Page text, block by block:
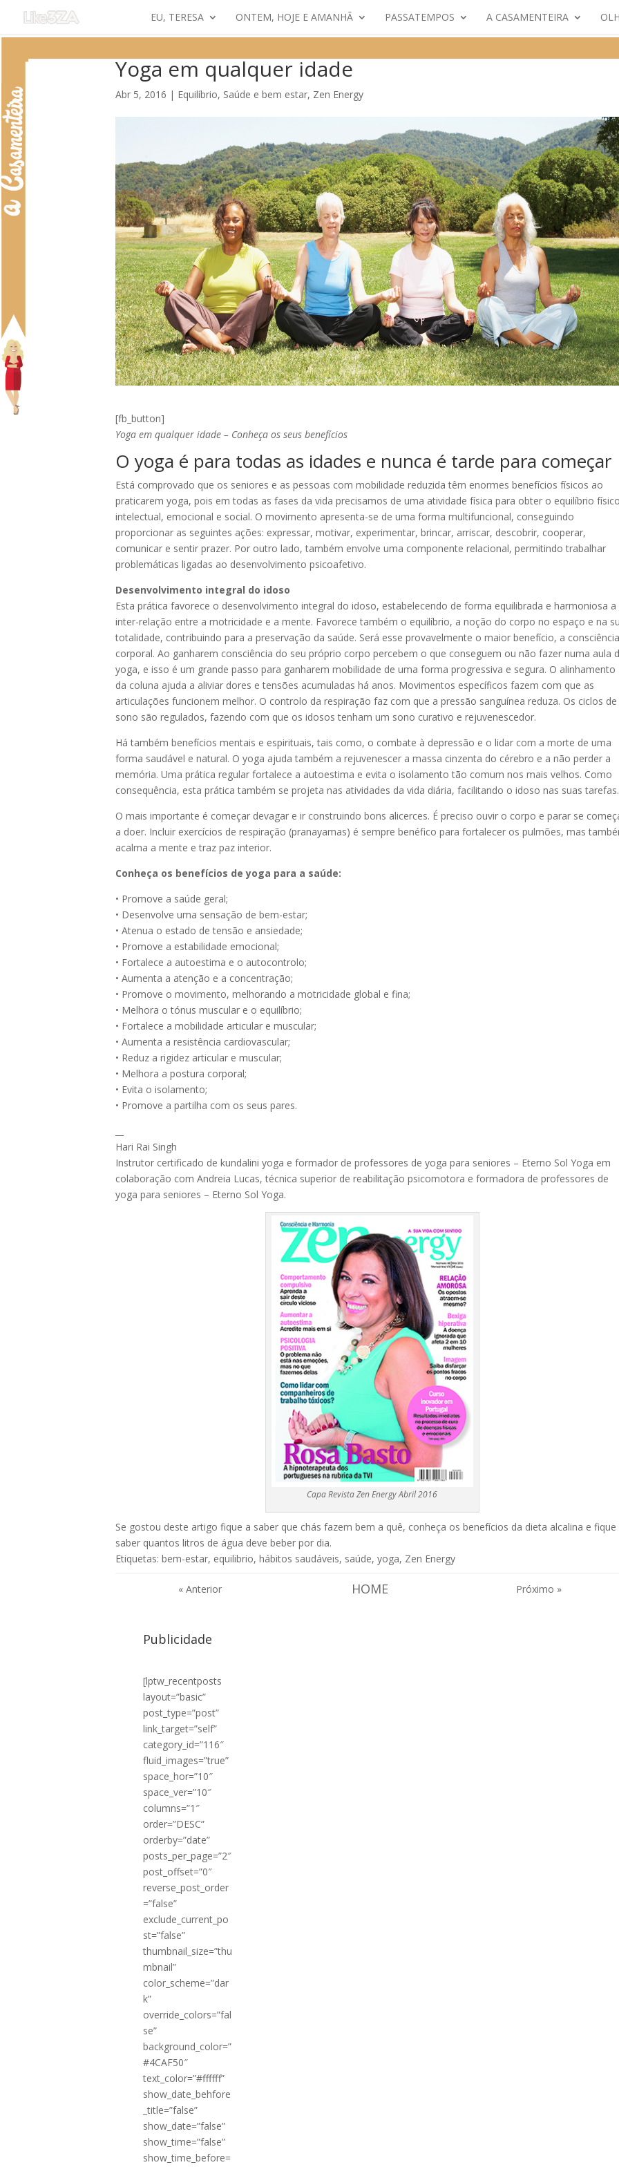
EU, TERESA ONTEM, HOJE E AMANHÃ PASSATEMPOS A CASAMENTEIRA
Yoga em qualquer idade
Abr 5, 2016 | Equilíbrio, Saúde e bem estar, Zen Energy
[fb_button]
Yoga em qualquer idade – Conheça os seus benefícios
O yoga é para todas as idades e nunca é tarde para começar
Está comprovado que os seniores e as pessoas com mobilidade reduzida têm enormes benefícios físicos ao
praticarem yoga, pois em todas as fases da vida precisamos de uma atividade física para obter o equilíbrio
intelectual, emocional e social. O movimento apresenta-se de uma forma multifuncional, conseguindo
proporcionar as seguintes ações: expressar, motivar, experimentar, brincar, arriscar, descobrir, cooperar,
comunicar e sentir prazer. Por outro lado, também envolve uma componente relacional, permitindo trabalhar
problemáticas ligadas ao desenvolvimento psicoafetivo.
Desenvolvimento integral do idoso
Esta prática favorece o desenvolvimento integral do idoso, estabelecendo de forma equilibrada e harmoniosa a
inter-relação entre a motricidade e a mente. Favorece também o equilíbrio, a noção do corpo no espaço e na
totalidade, contribuindo para a preservação da saúde. Será esse provavelmente o maior benefício, a
corporal. Ao ganharem consciência do seu próprio corpo percebem o que conseguem ou não fazer numa aula
yoga, e isso é um grande passo para ganharem mobilidade de uma forma progressiva e segura. O alinhamento
da coluna ajuda a aliviar dores e tensões acumuladas há anos. Movimentos específicos fazem com que as
articulações funcionem melhor. O controlo da respiração faz com que a pressão sanguínea reduza. Os ciclos de
sono são regulados, fazendo com que os idosos tenham um sono curativo e rejuvenescedor.
Há também benefícios mentais e espirituais, tais como, o combate à depressão e o lidar com a morte de uma
forma saudável e natural. O yoga ajuda também a rejuvenescer a massa cinzenta do cérebro e a não perder a
memória. Uma prática regular fortalece a autoestima e evita o isolamento tão comum nos mais velhos. Como
consequência, esta prática também se projeta nas atividades da vida diária, facilitando o idoso nas suas tarefas.
O mais importante é começar devagar e ir construindo bons alicerces. É preciso ouvir o corpo e parar se
a doer. Incluir exercícios de respiração (pranayamas) é sempre benéfico para fortalecer os pulmões, mas
acalma a mente e traz paz interior.
Conheça os benefícios de yoga para a saúde:
• Promove a saúde geral;
• Desenvolve uma sensação de bem-estar;
• Atenua o estado de tensão e ansiedade;
• Promove a estabilidade emocional;
• Fortalece a autoestima e o autocontrolo;
• Aumenta a atenção e a concentração;
• Promove o movimento, melhorando a motricidade global e fina;
• Melhora o tónus muscular e o equilíbrio;
• Fortalece a mobilidade articular e muscular;
• Aumenta a resistência cardiovascular;
• Reduz a rigidez articular e muscular;
• Melhora a postura corporal;
• Evita o isolamento;
• Promove a partilha com os seus pares.
Hari Rai Singh
Instrutor certificado de kundalini yoga e formador de professores de yoga para seniores – Eterno Sol Yoga em
colaboração com Andreia Lucas, técnica superior de reabilitação psicomotora e formadora de professores de
yoga para seniores – Eterno Sol Yoga.
Capa Revista Zen Energy Abril 2016
Se gostou deste artigo fique a saber que chás fazem bem a quê, conheça osbenefícios da dieta alcalina e fique
saber quantos litros de água deve beber por dia.
Etiquetas:bem-estar, equilibrio,hábitos saudáveis, saúde,yoga, Zen Energy
« Anterior HOME Próximo »
Publicidade
[lptw_recentposts
layout=”basic”
post_type=”post”
link_target=”self”
category_id=”116″
fluid_images=”true”
space_hor=”10″
space_ver=”10″
columns=”1″
order=”DESC”
orderby=”date”
posts_per_page=”2″
post_offset=”0″
reverse_post_order
=”false”
exclude_current_po
st=”false”
thumbnail_size=”thu
mbnail”
color_scheme=”dar
k”
override_colors=”fal
se”
background_color=”
#4CAF50″
text_color=”#ffffff”
show_date_behfore
_title=”false”
show_date=”false”
show_time=”false”
show_time_before=